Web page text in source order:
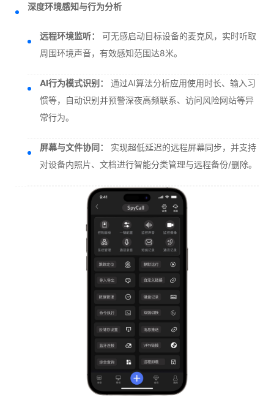
深度环境感知与行为分析
远程环境监听：
可无感启动目标设备的麦克风，实时听取
周围环境声音，有效感知范围达8米。
AI行为模式识别：
通过AI算法分析应用使用时长、输入习
惯等，自动识别并预警深夜高频联系、访问风险网站等异
常行为。
屏幕与文件协同：
实现超低延迟的远程屏幕同步，并支持
对设备内照片、文档进行智能分类管理与远程备份/删除。